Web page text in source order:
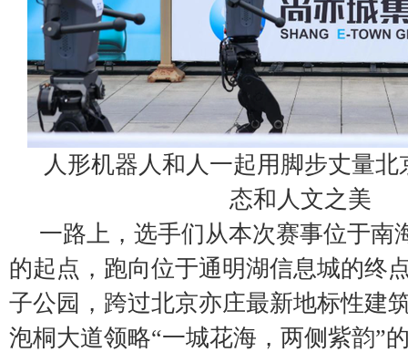
人形机器人和人一起用脚步丈量
态和人文之美
一路上，选手们从本次赛事位于南
的起点，跑向位于通明湖信息城的终
子公园，跨过北京亦庄最新地标性建
泡桐大道领略“一城花海，两侧紫韵”